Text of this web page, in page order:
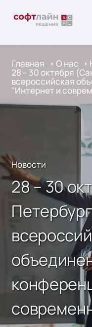
Главная О нас
28 – 30 октября
всероссийская
"Интернет и
Новости
28 – 30